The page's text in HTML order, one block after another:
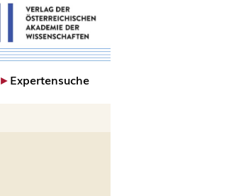
►Expertensuche